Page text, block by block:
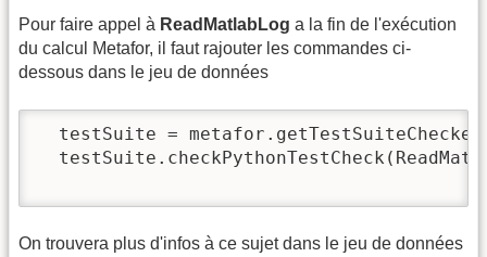
Pour faire appel à ReadMatlabLog a la fin de l'exécution
du calcul Metafor, il faut rajouter les commandes ci-
dessous dans le jeu de données
testSuite =
On trouvera plus d'infos à ce sujet dans le jeu de données